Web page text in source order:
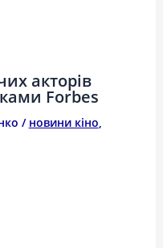
акторів
Forbes
/ новини кіно,